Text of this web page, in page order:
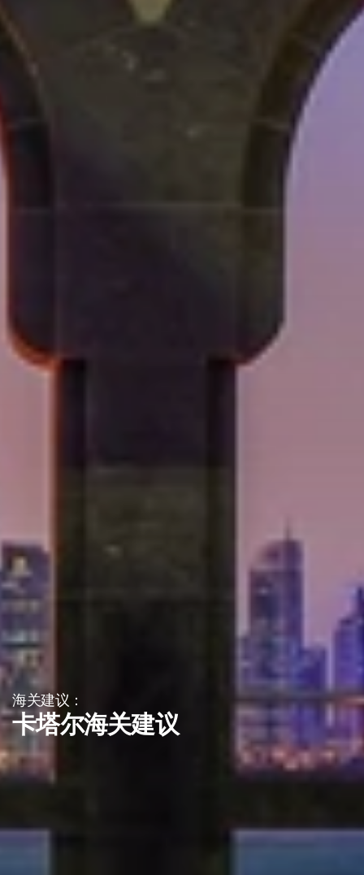
海关建议：
卡塔尔海关建议